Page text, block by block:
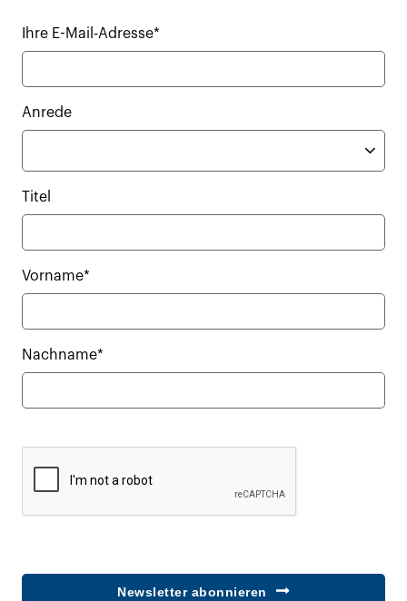
Ihre E-Mail-Adresse*
Anrede
Titel
Vorname*
Nachname*
Newsletter abonnieren